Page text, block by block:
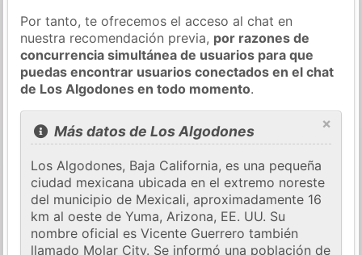
Por tanto, te ofrecemos el acceso al chat en
nuestra recomendación previa, por razones de
concurrencia simultánea de usuarios para que
puedas encontrar usuarios conectados en el chat
de Los Algodones en todo momento.
×
Más datos de Los Algodones
Los Algodones, Baja California, es una pequeña
ciudad mexicana ubicada en el extremo noreste
del municipio de Mexicali, aproximadamente 16
km al oeste de Yuma, Arizona, EE. UU. Su
nombre oficial es Vicente Guerrero también
llamado Molar City. Se informó una población de